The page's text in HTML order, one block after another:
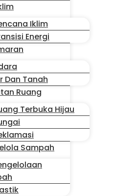
Iklim
Energi
Dan Tanah
Ruang
Terbuka Hijau
Sampah